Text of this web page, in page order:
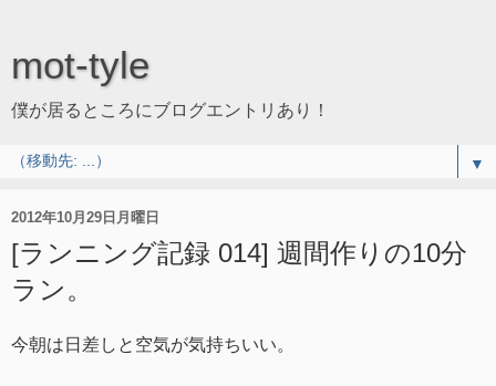
mot-tyle
僕が居るところにブログエントリあり！
▼
2012年10月29日月曜日
[ランニング記録 014] 週間作りの10分
ラン。
今朝は日差しと空気が気持ちいい。